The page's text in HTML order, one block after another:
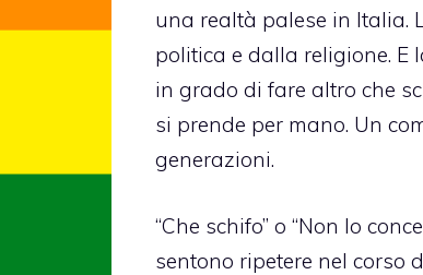
una realtà palese in Italia.
politica e dalla religione. E
in grado di fare altro che
si prende per mano. Un
generazioni.
“Che schifo” o “Non lo
sentono ripetere nel corso